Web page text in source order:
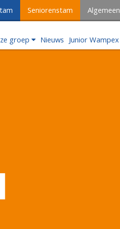
Seniorenstam Algemeen
groep Nieuws Junior Wampex